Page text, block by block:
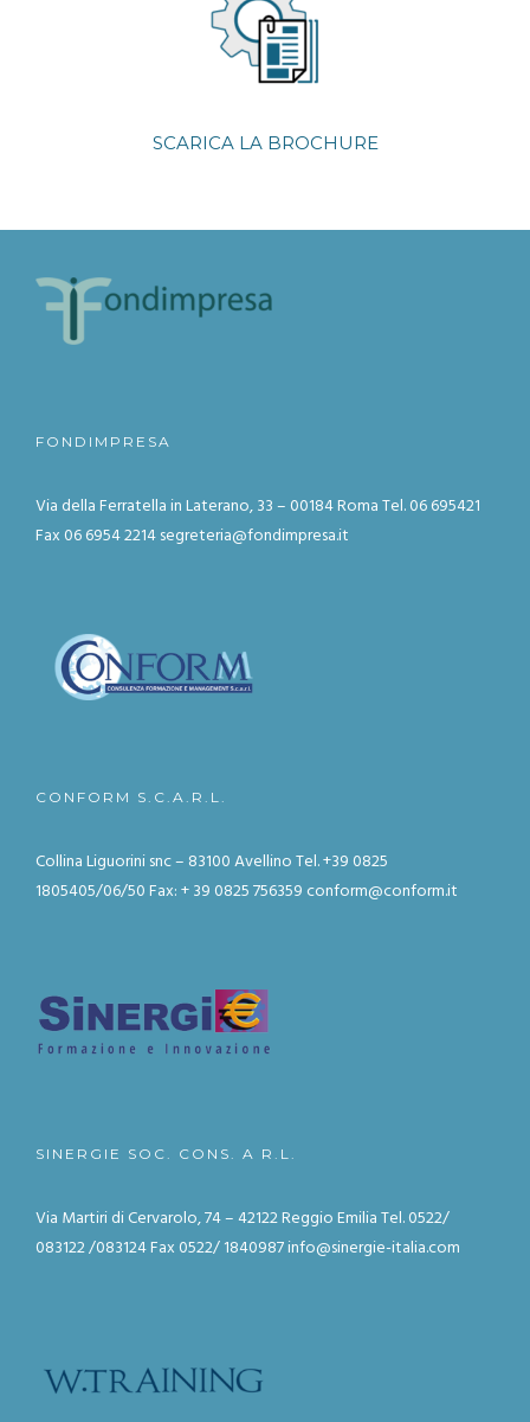
SCARICA LA BROCHURE
FONDIMPRESA
Via della Ferratella in Laterano, 33 – 00184 RomaTel. 06 695421
Fax 06 6954 2214segreteria@fondimpresa.it
CONFORM S.C.A.R.L.
Collina Liguorini snc – 83100 AvellinoTel. +39 0825
1805405/06/50Fax: + 39 0825 756359 conform@conform.it
SINERGIE SOC. CONS. A R.L.
Via Martiri di Cervarolo, 74 – 42122 Reggio EmiliaTel. 0522/
083122 /083124Fax 0522/ 1840987info@sinergie-italia.com